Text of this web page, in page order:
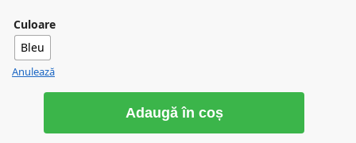
Culoare
Bleu
Anulează
Adaugă în coș